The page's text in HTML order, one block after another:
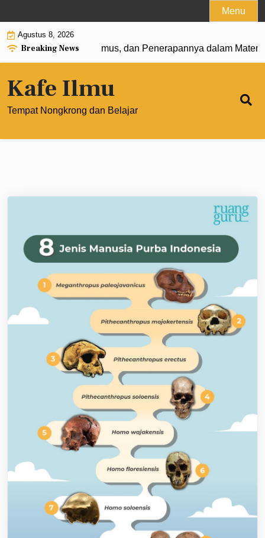
to
content
Menu
Agustus 8, 2026
Breaking News
0: Pengertian, Rumus, dan Penerapannya dalam
Kafe Ilmu
Tempat Nongkrong dan Belajar